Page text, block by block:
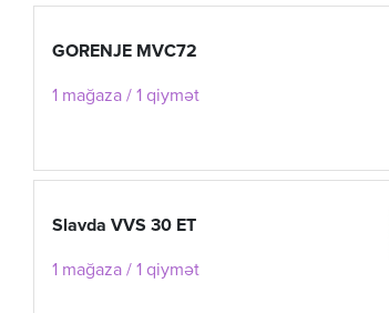
GORENJE MVC72
1 mağaza / 1 qiymət
Slavda VVS 30 ET
1 mağaza / 1 qiymət